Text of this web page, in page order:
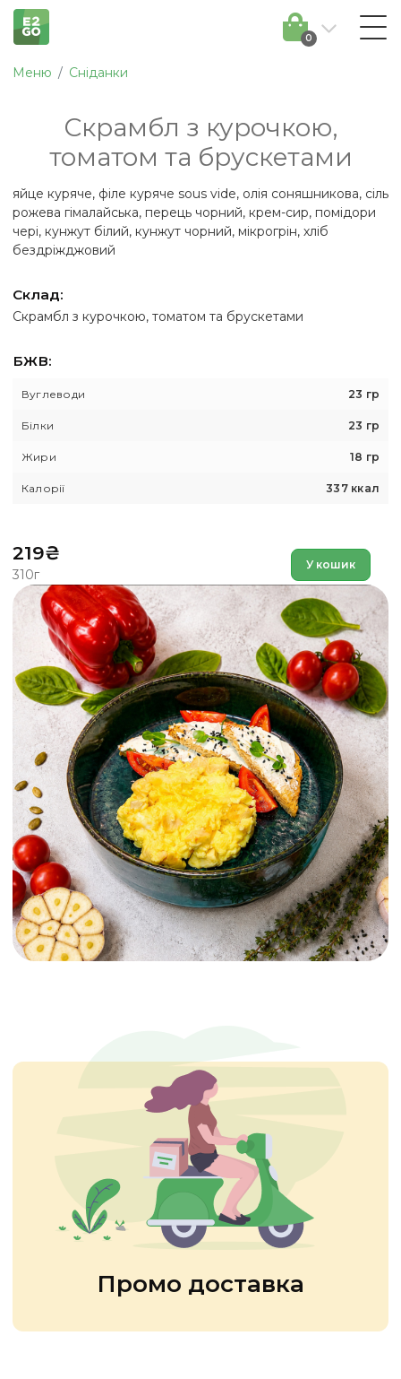
0
Меню Сніданки
Скрамбл з курочкою,
томатом та брускетами
яйце куряче, філе куряче sous vide, олія соняшникова, сіль
рожева гімалайська, перець чорний, крем-сир, помідори
чері, кунжут білий, кунжут чорний, мікрогрін, хліб
бездріжджовий
Склад:
Скрамбл з курочкою, томатом та брускетами
БЖВ:
Вуглеводи 23 гр
Білки 23 гр
Жири 18 гр
Калорії 337 ккал
219₴
310г
У кошик
Промо доставка